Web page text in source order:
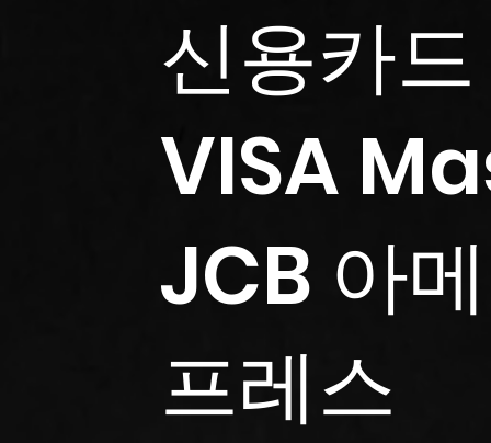
신용카드
VISA
JCB 아
프레스